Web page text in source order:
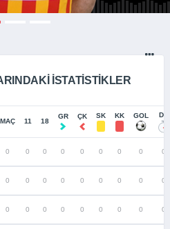
İSTATISTIKLER
MAÇ 11 18
GR ÇK SK KK GOL DK
0 0 0 0 0 0 0 0 0
0 0 0 0 0 0 0 0 0
0 0 0 0 0 0 0 0 0